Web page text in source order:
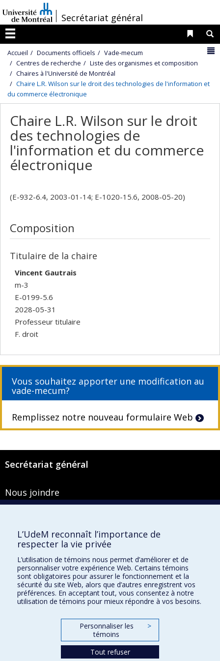
au
contenu
/
Secrétariat général
Menu
Liens
Accueil Documents officiels
Vade-mecum
Centres de recherche
Liste des organismes et composition
Chaires à l'Université de Montréal
Chaire L.R. Wilson sur le droit des technologies de l'information et
du commerce électronique
Chaire L.R. Wilson sur le droit
des technologies de
l'information et du commerce
électronique
(E-932-6.4, 2003-01-14; E-1020-15.6, 2008-05-20)
Composition
Titulaire de la chaire
Vincent Gautrais
m-3
E-0199-5.6
2028-05-31
Professeur titulaire
F. droit
Vous souhaitez apporter une modification au
vade-mecum?
Remplissez notre nouveau formulaire Web
Secrétariat général
Nous joindre
Montréal (Québec) H3T 1J4
Courriel : secretariat-general@umontreal.ca
Admission
Plan du site
Accessibilité
Accès au portail sécurisé du Secrétariat général
Recherche dans le vade-mecum
L’UdeM reconnaît l’importance de
respecter la vie privée
L’utilisation de témoins nous permet d’améliorer et de
personnaliser votre expérience Web. Certains témoins
sont obligatoires pour assurer le fonctionnement et la
sécurité du site Web, alors que d’autres enregistrent vos
préférences. En acceptant tout, vous consentez à notre
utilisation de témoins pour mieux répondre à vos besoins.
Personnaliser les
témoins
>
Tout refuser